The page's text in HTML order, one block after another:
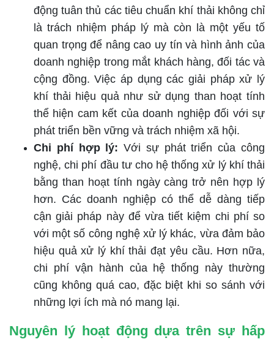
động tuân thủ các tiêu chuẩn khí thải không chỉ
là trách nhiệm pháp lý mà còn là một yếu tố
quan trọng để nâng cao uy tín và hình ảnh của
doanh nghiệp trong mắt khách hàng, đối tác và
cộng đồng. Việc áp dụng các giải pháp xử lý
khí thải hiệu quả như sử dụng than hoạt tính
thể hiện cam kết của doanh nghiệp đối với sự
phát triển bền vững và trách nhiệm xã hội.
Chi phí hợp lý: Với sự phát triển của công
nghệ, chi phí đầu tư cho hệ thống xử lý khí thải
bằng than hoạt tính ngày càng trở nên hợp lý
hơn. Các doanh nghiệp có thể dễ dàng tiếp
cận giải pháp này để vừa tiết kiệm chi phí so
với một số công nghệ xử lý khác, vừa đảm bảo
hiệu quả xử lý khí thải đạt yêu cầu. Hơn nữa,
chi phí vận hành của hệ thống này thường
cũng không quá cao, đặc biệt khi so sánh với
những lợi ích mà nó mang lại.
Nguyên lý hoạt động dựa trên sự hấp